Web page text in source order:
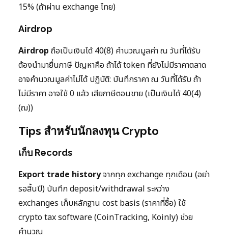
15% (ถ้าผ่าน exchange ไทย)
Airdrop
Airdrop ถือเป็นเงินได้ 40(8) คำนวณมูลค่า ณ วันที่ได้รับ
ต้องนำมายื่นภาษี ปัญหาคือ ถ้าได้ token ที่ยังไม่มีราคาตลาด
อาจคำนวณมูลค่าไม่ได้ ปฏิบัติ: บันทึกราคา ณ วันที่ได้รับ ถ้า
ไม่มีราคา อาจใช้ 0 แล้ว เสียภาษีตอนขาย (เป็นเงินได้ 40(4)
(ฌ))
Tips สำหรับนักลงทุน Crypto
เก็บ Records
Export trade historyจากทุก exchange ทุกเดือน (อย่า
รอสิ้นปี) บันทึก deposit/withdrawal ระหว่าง
exchanges เก็บหลักฐาน cost basis (ราคาที่ซื้อ) ใช้
crypto tax software (CoinTracking, Koinly) ช่วย
คำนวณ